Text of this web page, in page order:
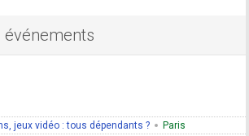
événements
jeux vidéo : tous dépendants ? Paris